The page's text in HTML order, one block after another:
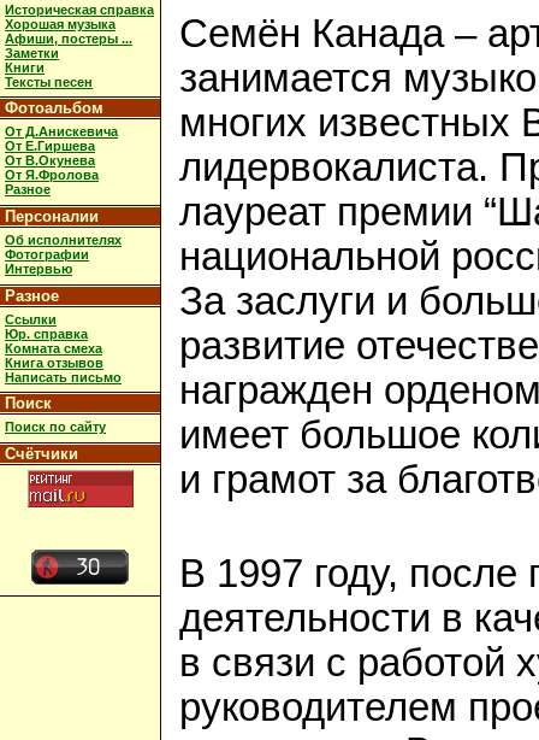
Историческая справка
Хорошая музыка
Афиши, постеры ...
Заметки
Книги
Тексты песен
Фотоальбом
От Д.Анискевича
От Е.Гиршева
От В.Окунева
От Я.Фролова
Разное
Персоналии
Об исполнителях
Фотографии
Интервью
Разное
Ссылки
Юр. справка
Комната смеха
Книга отзывов
Написать письмо
Поиск
Поиск по сайту
Счётчики
Семён Канада –
занимается
многих известных
лидервокалиста.
лауреат премии
национальной
За заслуги и
развитие
награжден
имеет большое
и грамот за
В 1997 году, после
деятельности в
в связи с работой
руководителем